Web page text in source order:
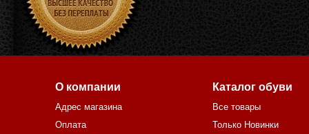
О компании
Адрес магазина
Оплата
Каталог обуви
Все товары
Только Новинки